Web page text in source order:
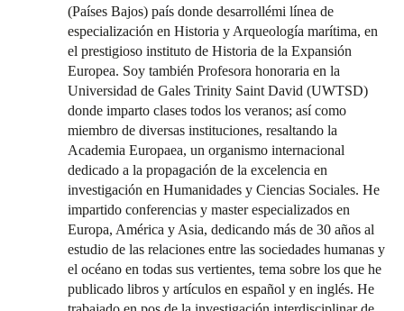
(Países Bajos) país donde desarrollémi línea de
especialización en Historia y Arqueología marítima, en
el prestigioso instituto de Historia de la Expansión
Europea. Soy también Profesora honoraria en la
Universidad de Gales Trinity Saint David (UWTSD)
donde imparto clases todos los veranos; así como
miembro de diversas instituciones, resaltando la
Academia Europaea, un organismo internacional
dedicado a la propagación de la excelencia en
investigación en Humanidades y Ciencias Sociales. He
impartido conferencias y master especializados en
Europa, América y Asia, dedicando más de 30 años al
estudio de las relaciones entre las sociedades humanas y
el océano en todas sus vertientes, tema sobre los que he
publicado libros y artículos en español y en inglés. He